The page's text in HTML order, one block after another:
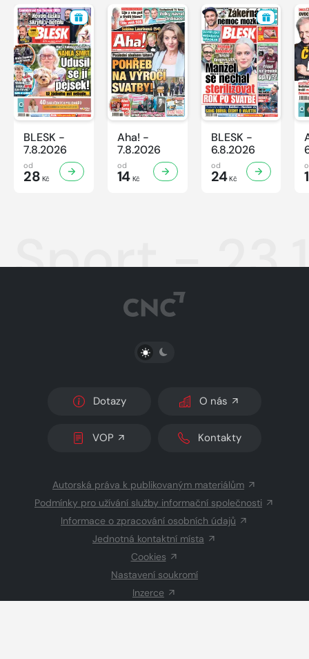
BLESK -
7.8.2026
od
28 Kč
Aha! -
7.8.2026
od
14Kč
BLESK -
6.8.2026
od
24Kč
Sport -
PŘEPNOUT SVĚTLÝ/TMAVÝ REŽIM
Dotazy O nás
VOP Kontakty
Autorská práva k publikovaným materiálům
Podmínky pro užívání služby informační společnosti
Informace o zpracování osobních údajů
Jednotná kontaktní místa
Cookies
Nastavení soukromí
Inzerce